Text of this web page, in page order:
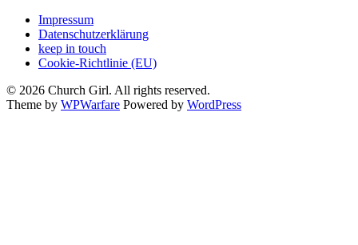
Impressum
Datenschutzerklärung
keep in touch
Cookie-Richtlinie (EU)
© 2026 Church Girl. All rights reserved.
Theme by WPWarfare Powered by WordPress